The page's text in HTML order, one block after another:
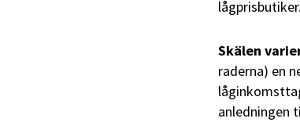
lågprisbutiker.
Skälen
raderna) en
anledningen